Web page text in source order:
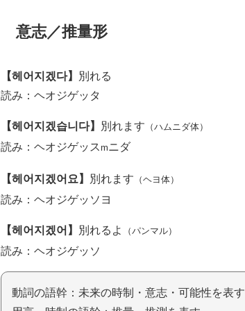
意志／推量形
【헤어지겠다】
別れる
読み：ヘオジゲッタ
【헤어지겠습니다】 別れます （ハムニダ体）
読み：ヘオジゲッスmニダ
【헤어지겠어요】 別れます （ヘヨ体）
読み：ヘオジゲッソヨ
【헤어지겠어】 別れるよ （パンマル）
読み：ヘオジゲッソ
動詞の語幹：未来の時制・意志・可能性を表す